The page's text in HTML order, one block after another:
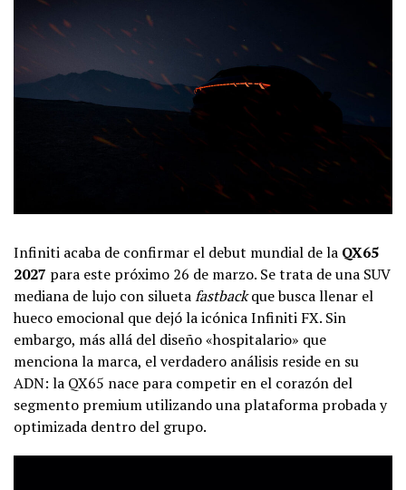
Infiniti acaba de confirmar el debut mundial de la QX65
2027 para este próximo 26 de marzo. Se trata de una SUV
mediana de lujo con siluetafastbackque busca llenar el
hueco emocional que dejó la icónica Infiniti FX. Sin
embargo, más allá del diseño «hospitalario» que
menciona la marca, el verdadero análisis reside en su
ADN: la QX65 nace para competir en el corazón del
segmento premium utilizando una plataforma probada y
optimizada dentro del grupo.